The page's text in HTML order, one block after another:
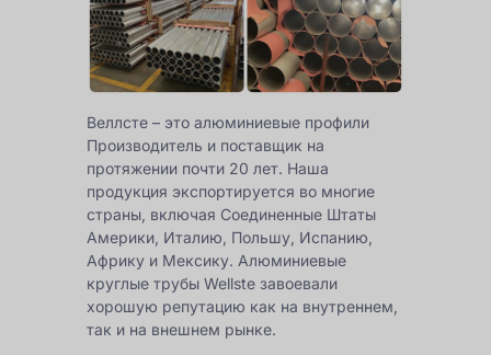
Веллсте – это алюминиевые профили
Производитель и поставщик на
протяжении почти 20 лет. Наша
продукция экспортируется во многие
страны, включая Соединенные Штаты
Америки, Италию, Польшу, Испанию,
Африку и Мексику. Алюминиевые
круглые трубы Wellste завоевали
хорошую репутацию как на внутреннем,
так и на внешнем рынке.